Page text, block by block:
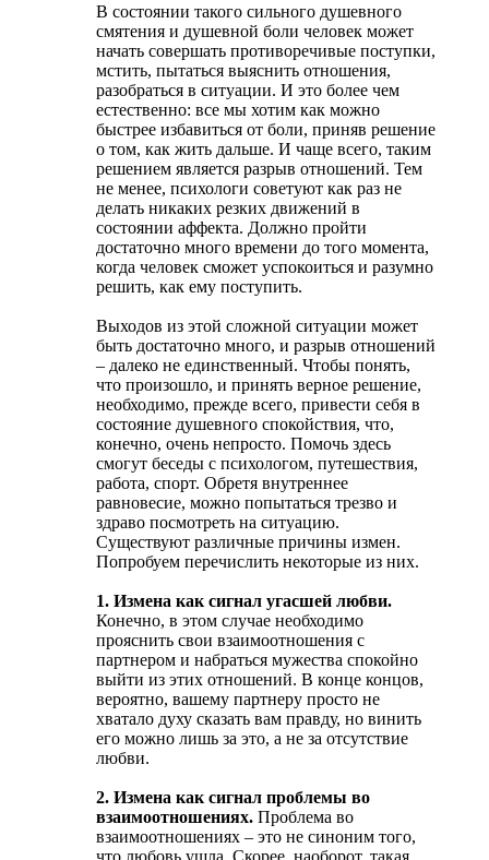
В состоянии такого сильного душевного
смятения и душевной боли человек может
начать совершать противоречивые поступки,
мстить, пытаться выяснить отношения,
разобраться в ситуации. И это более чем
естественно: все мы хотим как можно
быстрее избавиться от боли, приняв решение
о том, как жить дальше. И чаще всего, таким
решением является разрыв отношений. Тем
не менее, психологи советуют как раз не
делать никаких резких движений в
состоянии аффекта. Должно пройти
достаточно много времени до того момента,
когда человек сможет успокоиться и разумно
решить, как ему поступить.
Выходов из этой сложной ситуации может
быть достаточно много, и разрыв отношений
– далеко не единственный. Чтобы понять,
что произошло, и принять верное решение,
необходимо, прежде всего, привести себя в
состояние душевного спокойствия, что,
конечно, очень непросто. Помочь здесь
смогут беседы с психологом, путешествия,
работа, спорт. Обретя внутреннее
равновесие, можно попытаться трезво и
здраво посмотреть на ситуацию.
Существуют различные причины измен.
Попробуем перечислить некоторые из них.
1. Измена как сигнал угасшей любви.
Конечно, в этом случае необходимо
прояснить свои взаимоотношения с
партнером и набраться мужества спокойно
выйти из этих отношений. В конце концов,
вероятно, вашему партнеру просто не
хватало духу сказать вам правду, но винить
его можно лишь за это, а не за отсутствие
любви.
2. Измена как сигнал проблемы во
взаимоотношениях. Проблема во
взаимоотношениях – это не синоним того,
что любовь ушла. Скорее, наоборот, такая